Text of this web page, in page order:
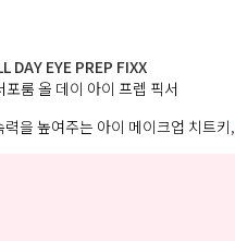
DAY EYE PREP FIXX
포룸 올 데이 아이 프렙 픽서
을 높여주는 아이 메이크업 치트키,